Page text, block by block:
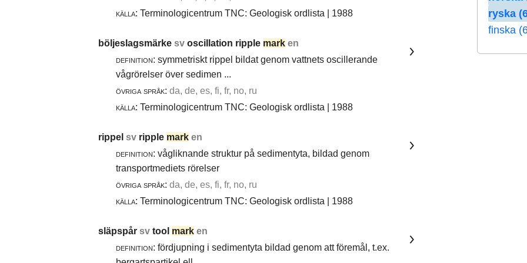
ryska
finska
källa: Terminologicentrum TNC: Geologisk ordlista | 1988
böljeslagsmärke sv oscillation ripple mark en
definition: symmetriskt rippel bildat genom vattnets oscillerande
vågrörelser över sedimen ...
övriga språk: da, de, es, fi, fr, no, ru
källa: Terminologicentrum TNC: Geologisk ordlista | 1988
rippel sv ripple mark en
definition: vågliknande struktur på sedimentyta, bildad genom
transportmediets rörelser
övriga språk: da, de, es, fi, fr, no, ru
källa: Terminologicentrum TNC: Geologisk ordlista | 1988
släpspår sv tool mark en
definition: fördjupning i sedimentyta bildad genom att föremål, t.ex.